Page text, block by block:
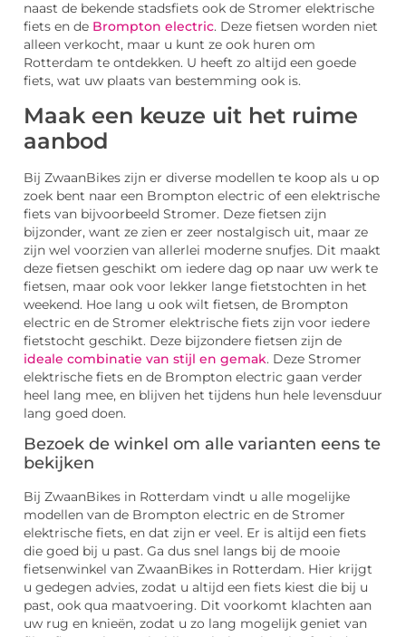
naast de bekende stadsfiets ook de Stromer elektrische
fiets en de Brompton electric. Deze fietsen worden niet
alleen verkocht, maar u kunt ze ook huren om
Rotterdam te ontdekken. U heeft zo altijd een goede
fiets, wat uw plaats van bestemming ook is.
Maak een keuze uit het ruime
aanbod
Bij ZwaanBikes zijn er diverse modellen te koop als u op
zoek bent naar een Brompton electric of een elektrische
fiets van bijvoorbeeld Stromer. Deze fietsen zijn
bijzonder, want ze zien er zeer nostalgisch uit, maar ze
zijn wel voorzien van allerlei moderne snufjes. Dit maakt
deze fietsen geschikt om iedere dag op naar uw werk te
fietsen, maar ook voor lekker lange fietstochten in het
weekend. Hoe lang u ook wilt fietsen, de Brompton
electric en de Stromer elektrische fiets zijn voor iedere
fietstocht geschikt. Deze bijzondere fietsen zijn de
ideale combinatie van stijl en gemak. Deze Stromer
elektrische fiets en de Brompton electric gaan verder
heel lang mee, en blijven het tijdens hun hele levensduur
lang goed doen.
Bezoek de winkel om alle varianten eens te
bekijken
Bij ZwaanBikes in Rotterdam vindt u alle mogelijke
modellen van de Brompton electric en de Stromer
elektrische fiets, en dat zijn er veel. Er is altijd een fiets
die goed bij u past. Ga dus snel langs bij de mooie
fietsenwinkel van ZwaanBikes in Rotterdam. Hier krijgt
u gedegen advies, zodat u altijd een fiets kiest die bij u
past, ook qua maatvoering. Dit voorkomt klachten aan
uw rug en knieën, zodat u zo lang mogelijk geniet van